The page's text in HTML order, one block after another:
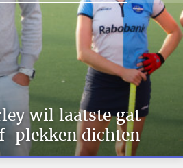
wil laatste gat
plekken dichten